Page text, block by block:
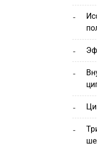
исследования влияния и
внутренняя работа в
три сокровища: цзин, ци,